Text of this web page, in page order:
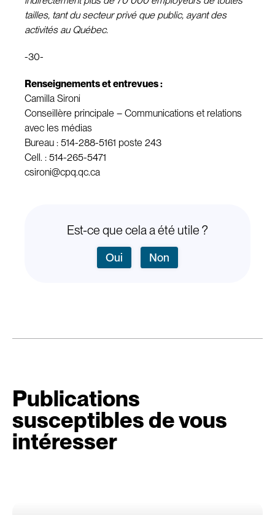
tailles, tant du secteur privé que public, ayant des
activités au Québec.
-30-
Renseignements et entrevues :
Camilla Sironi
Conseillère principale – Communications et relations
avec les médias
Bureau : 514-288-5161 poste 243
Cell. : 514-265-5471
csironi@cpq.qc.ca
Est-ce que cela a été utile ?
Oui Non
Publications
susceptibles de vous
intéresser